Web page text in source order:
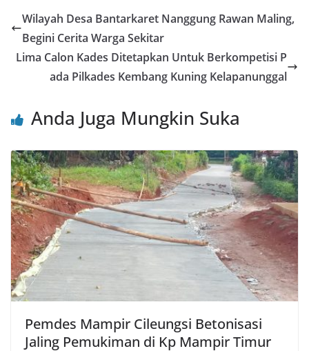
e
b
o
o
er l s
A
p
p
e e
Wilayah Desa Bantarkaret Nanggung Rawan Maling,
Begini Cerita Warga Sekitar
Lima Calon Kades Ditetapkan Untuk Berkompetisi P
ada Pilkades Kembang Kuning Kelapanunggal
Anda Juga Mungkin Suka
Pemdes Mampir Cileungsi Betonisasi
Jaling Pemukiman di Kp Mampir Timur